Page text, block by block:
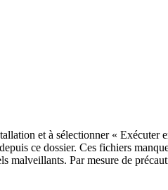
et à sélectionner « Exécuter
depuis ce dossier. Ces fichiers
malveillants. Par mesure de pré